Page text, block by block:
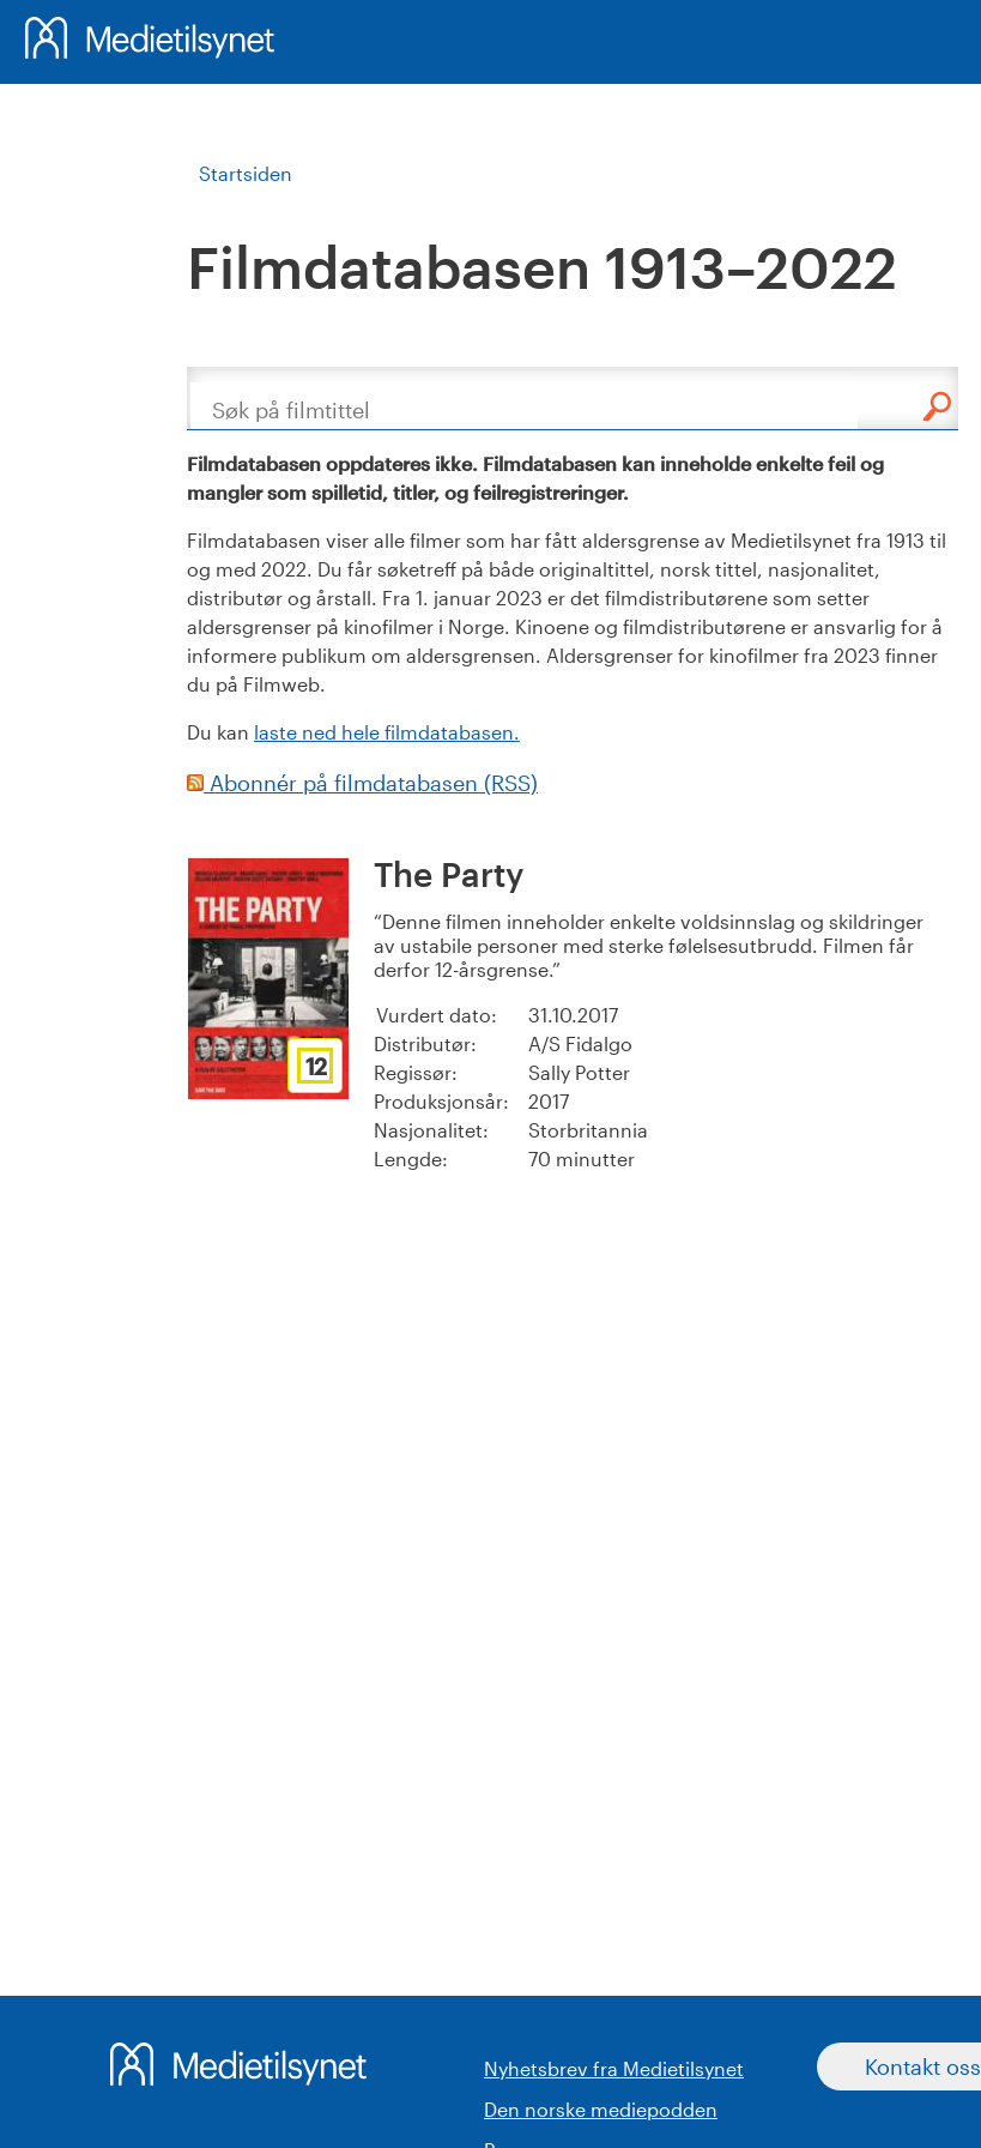
Startsiden
Filmdatabasen 1913–2022
Søk
Filmdatabasen oppdateres ikke. Filmdatabasen kan inneholde enkelte feil og
mangler som spilletid, titler, og feilregistreringer.
Filmdatabasen viser alle filmer som har fått aldersgrense av Medietilsynet fra 1913 til
og med 2022. Du får søketreff på både originaltittel, norsk tittel, nasjonalitet,
distributør og årstall. Fra 1. januar 2023 er det filmdistributørene som setter
aldersgrenser på kinofilmer i Norge. Kinoene og filmdistributørene er ansvarlig for å
informere publikum om aldersgrensen. Aldersgrenser for kinofilmer fra 2023 finner
du på Filmweb.
Du kan laste ned hele filmdatabasen.
Abonnér på filmdatabasen (RSS)
12
The Party
Denne filmen inneholder enkelte voldsinnslag og skildringer
av ustabile personer med sterke følelsesutbrudd. Filmen får
derfor 12-årsgrense.
Vurdert dato:
31.10.2017
Distributør:
A/S Fidalgo
Regissør:
Sally Potter
Produksjonsår:
2017
Nasjonalitet:
Storbritannia
Lengde:
70 minutter
Nyhetsbrev fra Medietilsynet
Den norske mediepodden
Kontakt oss